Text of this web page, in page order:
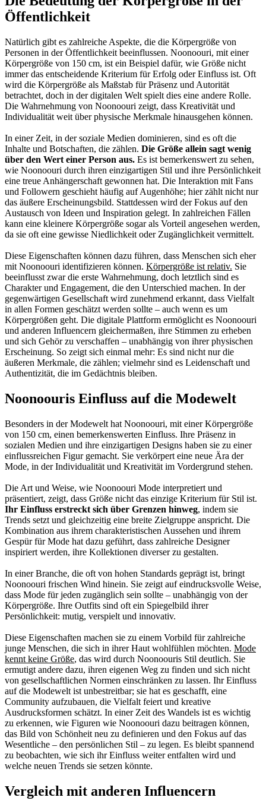
Öffentlichkeit
Natürlich gibt es zahlreiche Aspekte, die die Körpergröße von
Personen in der Öffentlichkeit beeinflussen. Noonoouri, mit einer
Körpergröße von 150 cm, ist ein Beispiel dafür, wie Größe nicht
immer das entscheidende Kriterium für Erfolg oder Einfluss ist. Oft
wird die Körpergröße als Maßstab für Präsenz und Autorität
betrachtet, doch in der digitalen Welt spielt dies eine andere Rolle.
Die Wahrnehmung von Noonoouri zeigt, dass Kreativität und
Individualität weit über physische Merkmale hinausgehen können.
In einer Zeit, in der soziale Medien dominieren, sind es oft die
Inhalte und Botschaften, die zählen. Die Größe allein sagt wenig
über den Wert einer Person aus. Es ist bemerkenswert zu sehen,
wie Noonoouri durch ihren einzigartigen Stil und ihre Persönlichkeit
eine treue Anhängerschaft gewonnen hat. Die Interaktion mit Fans
und Followern geschieht häufig auf Augenhöhe; hier zählt nicht nur
das äußere Erscheinungsbild. Stattdessen wird der Fokus auf den
Austausch von Ideen und Inspiration gelegt. In zahlreichen Fällen
kann eine kleinere Körpergröße sogar als Vorteil angesehen werden,
da sie oft eine gewisse Niedlichkeit oder Zugänglichkeit vermittelt.
Diese Eigenschaften können dazu führen, dass Menschen sich eher
mit Noonoouri identifizieren können. Körpergröße ist relativ. Sie
beeinflusst zwar die erste Wahrnehmung, doch letztlich sind es
Charakter und Engagement, die den Unterschied machen. In der
gegenwärtigen Gesellschaft wird zunehmend erkannt, dass Vielfalt
in allen Formen geschätzt werden sollte – auch wenn es um
Körpergrößen geht. Die digitale Plattform ermöglicht es Noonoouri
und anderen Influencern gleichermaßen, ihre Stimmen zu erheben
und sich Gehör zu verschaffen – unabhängig von ihrer physischen
Erscheinung. So zeigt sich einmal mehr: Es sind nicht nur die
äußeren Merkmale, die zählen; vielmehr sind es Leidenschaft und
Authentizität, die im Gedächtnis bleiben.
Noonoouris Einfluss auf die Modewelt
Besonders in der Modewelt hat Noonoouri, mit einer Körpergröße
von 150 cm, einen bemerkenswerten Einfluss. Ihre Präsenz in
sozialen Medien und ihre einzigartigen Designs haben sie zu einer
einflussreichen Figur gemacht. Sie verkörpert eine neue Ära der
Mode, in der Individualität und Kreativität im Vordergrund stehen.
Die Art und Weise, wie Noonoouri Mode interpretiert und
präsentiert, zeigt, dass Größe nicht das einzige Kriterium für Stil ist.
Ihr Einfluss erstreckt sich über Grenzen hinweg, indem sie
Trends setzt und gleichzeitig eine breite Zielgruppe anspricht. Die
Kombination aus ihrem charakteristischen Aussehen und ihrem
Gespür für Mode hat dazu geführt, dass zahlreiche Designer
inspiriert werden, ihre Kollektionen diverser zu gestalten.
In einer Branche, die oft von hohen Standards geprägt ist, bringt
Noonoouri frischen Wind hinein. Sie zeigt auf eindrucksvolle Weise,
dass Mode für jeden zugänglich sein sollte – unabhängig von der
Körpergröße. Ihre Outfits sind oft ein Spiegelbild ihrer
Persönlichkeit: mutig, verspielt und innovativ.
Diese Eigenschaften machen sie zu einem Vorbild für zahlreiche
junge Menschen, die sich in ihrer Haut wohlfühlen möchten. Mode
kennt keine Größe, das wird durch Noonoouris Stil deutlich. Sie
ermutigt andere dazu, ihren eigenen Weg zu finden und sich nicht
von gesellschaftlichen Normen einschränken zu lassen. Ihr Einfluss
auf die Modewelt ist unbestreitbar; sie hat es geschafft, eine
Community aufzubauen, die Vielfalt feiert und kreative
Ausdrucksformen schätzt. In einer Zeit des Wandels ist es wichtig
zu erkennen, wie Figuren wie Noonoouri dazu beitragen können,
das Bild von Schönheit neu zu definieren und den Fokus auf das
Wesentliche – den persönlichen Stil – zu legen. Es bleibt spannend
zu beobachten, wie sich ihr Einfluss weiter entfalten wird und
welche neuen Trends sie setzen könnte.
Vergleich mit anderen Influencern